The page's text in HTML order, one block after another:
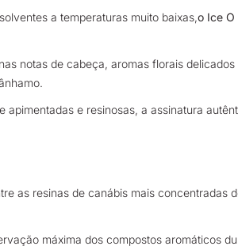
a temperaturas muito baixas,o Ice O
notas de cabeça, aromas florais
e resinosas, a assinatura
as resinas de canábis mais concentradas
máxima dos compostos aromáticos